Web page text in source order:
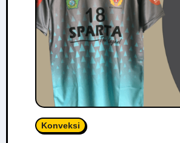
Konveksi